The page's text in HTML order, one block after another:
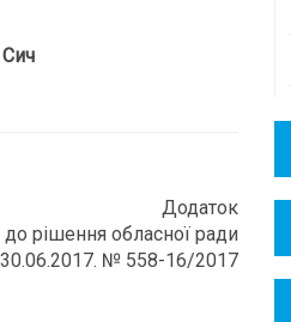
Додаток
до рішення обласної ради
30.06.2017. № 558-16/2017